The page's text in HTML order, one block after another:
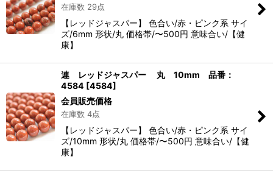
在庫数 29点
【レッドジャスパー】 色合い/赤・ピンク系 サイ
ズ/6mm 形状/丸 価格帯/〜500円 意味合い/【健
康】
連 レッドジャスパー 丸 10mm 品番：
4584 [4584]
会員販売価格
在庫数 4点
【レッドジャスパー】 色合い/赤・ピンク系 サイ
ズ/10mm 形状/丸 価格帯/〜500円 意味合い/【健
康】